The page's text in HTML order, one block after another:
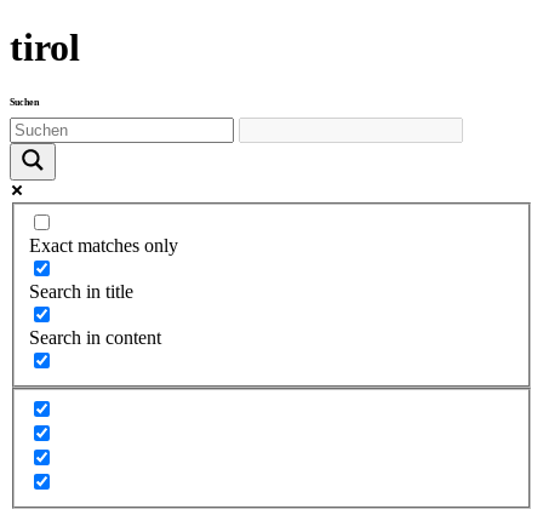
tirol
Suchen
Exact matches only
Search in title
Search in content